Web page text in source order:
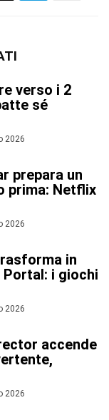
verso i 2
sé
2026
prepara un
prima: Netflix
2026
in
i giochi
2026
accende
2026